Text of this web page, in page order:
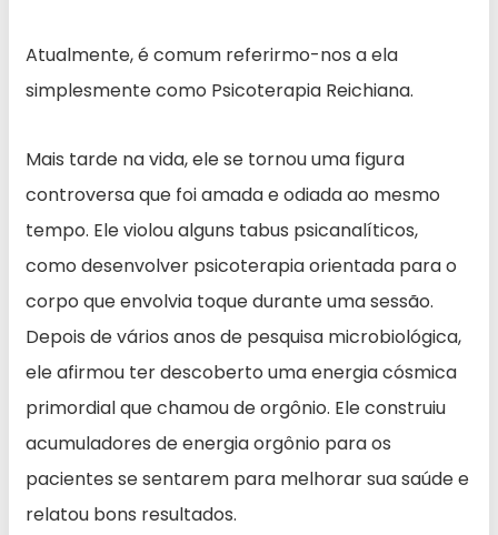
Atualmente, é comum referirmo-nos a ela
simplesmente como Psicoterapia Reichiana.
Mais tarde na vida, ele se tornou uma figura
controversa que foi amada e odiada ao mesmo
tempo. Ele violou alguns tabus psicanalíticos,
como desenvolver psicoterapia orientada para o
corpo que envolvia toque durante uma sessão.
Depois de vários anos de pesquisa microbiológica,
ele afirmou ter descoberto uma energia cósmica
primordial que chamou de orgônio. Ele construiu
acumuladores de energia orgônio para os
pacientes se sentarem para melhorar sua saúde e
relatou bons resultados.